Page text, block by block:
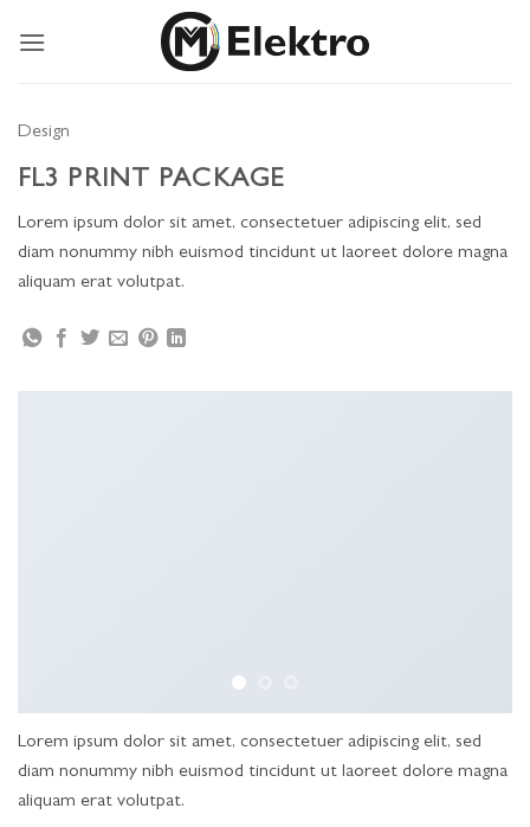
naar
Design
FL3 PRINT PACKAGE
Lorem ipsum dolor sit amet, consectetuer adipiscing elit, sed
diam nonummy nibh euismod tincidunt ut laoreet dolore magna
aliquam erat volutpat.
Lorem ipsum dolor sit amet, consectetuer adipiscing elit, sed
diam nonummy nibh euismod tincidunt ut laoreet dolore magna
aliquam erat volutpat.